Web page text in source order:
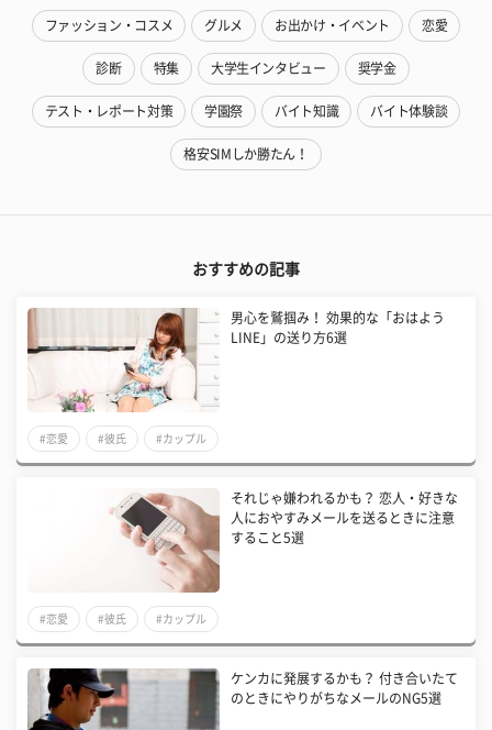
ファッション・コスメ グルメ お出かけ・イベント 恋愛
診断 特集 大学生インタビュー 奨学金
テスト・レポート対策 学園祭 バイト知識 バイト体験談
格安SIMしか勝たん！
おすすめの記事
男心を鷲掴み！ 効果的な「おはよう
LINE」の送り方6選
#恋愛 #彼氏 #カップル
それじゃ嫌われるかも？ 恋人・好きな
人におやすみメールを送るときに注意
すること5選
#恋愛 #彼氏 #カップル
ケンカに発展するかも？ 付き合いたて
のときにやりがちなメールのNG5選